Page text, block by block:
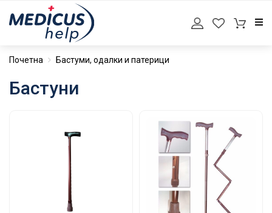
Почетна Бастуми, одалки и патерици
Бастуни